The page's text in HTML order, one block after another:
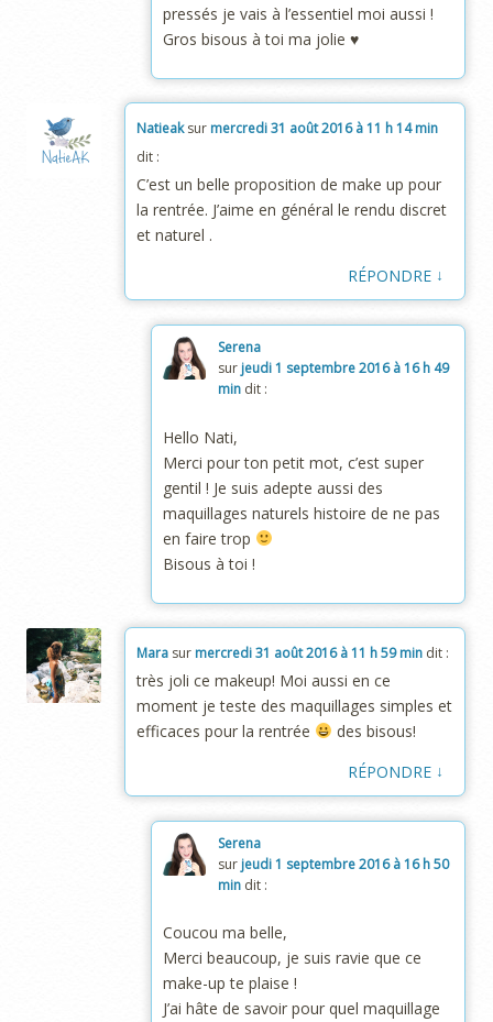
pressés je vais à l’essentiel moi aussi !
Gros bisous à toi ma jolie ♥
Natieaksur mercredi 31 août 2016 à 11 h 14 min
dit :
C’est un belle proposition de make up pour
la rentrée. J’aime en général le rendu discret
et naturel .
RÉPONDRE ↓
Serena
sur jeudi 1 septembre 2016 à 16 h 49
min dit :
Hello Nati,
Merci pour ton petit mot, c’est super
gentil ! Je suis adepte aussi des
maquillages naturels histoire de ne pas
en faire trop
Bisous à toi !
Mara sur mercredi 31 août 2016 à 11 h 59 min dit :
très joli ce makeup! Moi aussi en ce
moment je teste des maquillages simples et
efficaces pour la rentrée
des bisous!
RÉPONDRE ↓
Serena
sur jeudi 1 septembre 2016 à 16 h 50
min dit :
Coucou ma belle,
Merci beaucoup, je suis ravie que ce
make-up te plaise !
J’ai hâte de savoir pour quel maquillage